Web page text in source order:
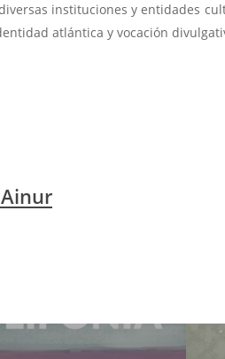
instituciones y entidades
atlántica y vocación